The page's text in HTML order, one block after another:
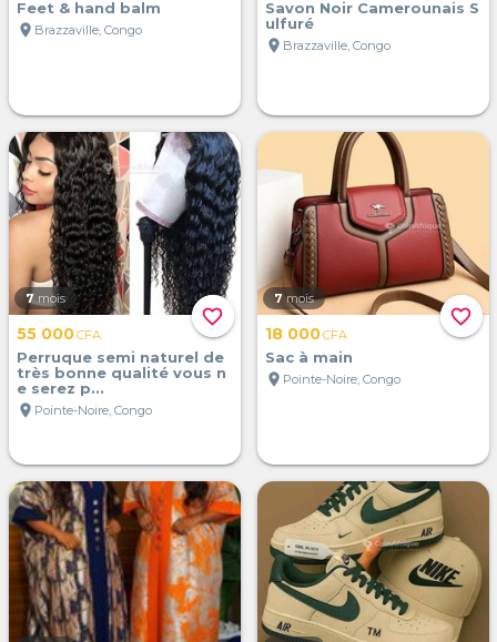
Feet & hand balm
location_on Brazzaville, Congo
Savon Noir Camerounais S
ulfuré
location_on Brazzaville, Congo
favorite_border
7 mois
55 000CFA
Perruque semi naturel de
très bonne qualité vous n
e serez p...
location_on Pointe-Noire, Congo
favorite_border
7 mois
18 000CFA
Sac à main
location_on Pointe-Noire, Congo